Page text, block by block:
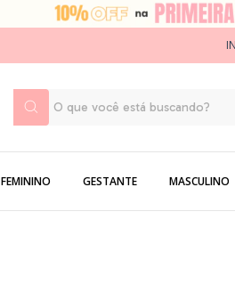
FEMININO GESTANTE MASCULINO